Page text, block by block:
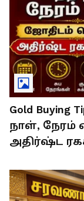
Gold
நாள்,
அதிர்ஷ்ட